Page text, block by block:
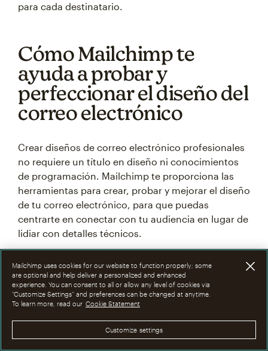
para cada destinatario.
Cómo Mailchimp te
ayuda a probar y
perfeccionar el diseño del
correo electrónico
Crear diseños de correo electrónico profesionales
no requiere un título en diseño ni conocimientos
de programación. Mailchimp te proporciona las
herramientas para crear, probar y mejorar el diseño
de tu correo electrónico, para que puedas
centrarte en conectar con tu audiencia en lugar de
lidiar con detalles técnicos.
Mailchimp uses cookies for our website to function properly; some
are optional and help deliver a personalized and enhanced
experience. You can consent to all or allow any level of cookies via
“Customize Settings” and preferences can be changed at anytime.
To learn more, read our Cookie Statement
Customize settings